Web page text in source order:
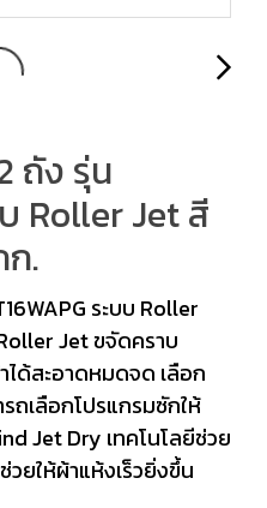
ถัง รุ่น
Roller Jet สี
ก.
ระบบ Roller
Jet ขจัดคราบ
ด้สะอาดหมดจด เลือก
ถเลือกโปรแกรมซักให้
Jet Dry เทคโนโลยีช่วย
ยให้ผ้าแห้งเร็วยิ่งขึ้น